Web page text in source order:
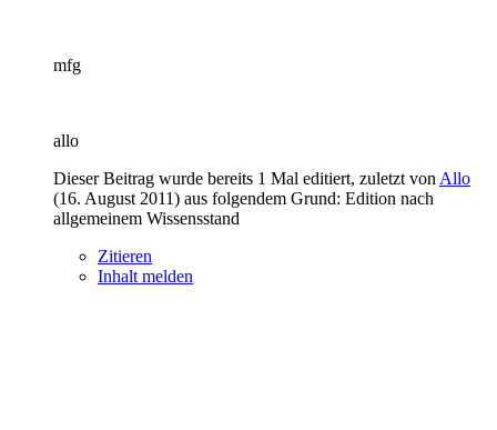
mfg
allo
Dieser Beitrag wurde bereits 1 Mal editiert, zuletzt von Allo
(16. August 2011) aus folgendem Grund: Edition nach
allgemeinem Wissensstand
Zitieren
Inhalt melden